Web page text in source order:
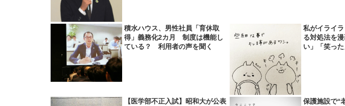
積水ハウス、男性社員「育休取
得」義務化2カ月 制度は機能し
ている？ 利用者の声を聞く
私がイライ
る対処法を
い」「笑っ
【医学部不正入試】昭和大が公表
保護施設で“